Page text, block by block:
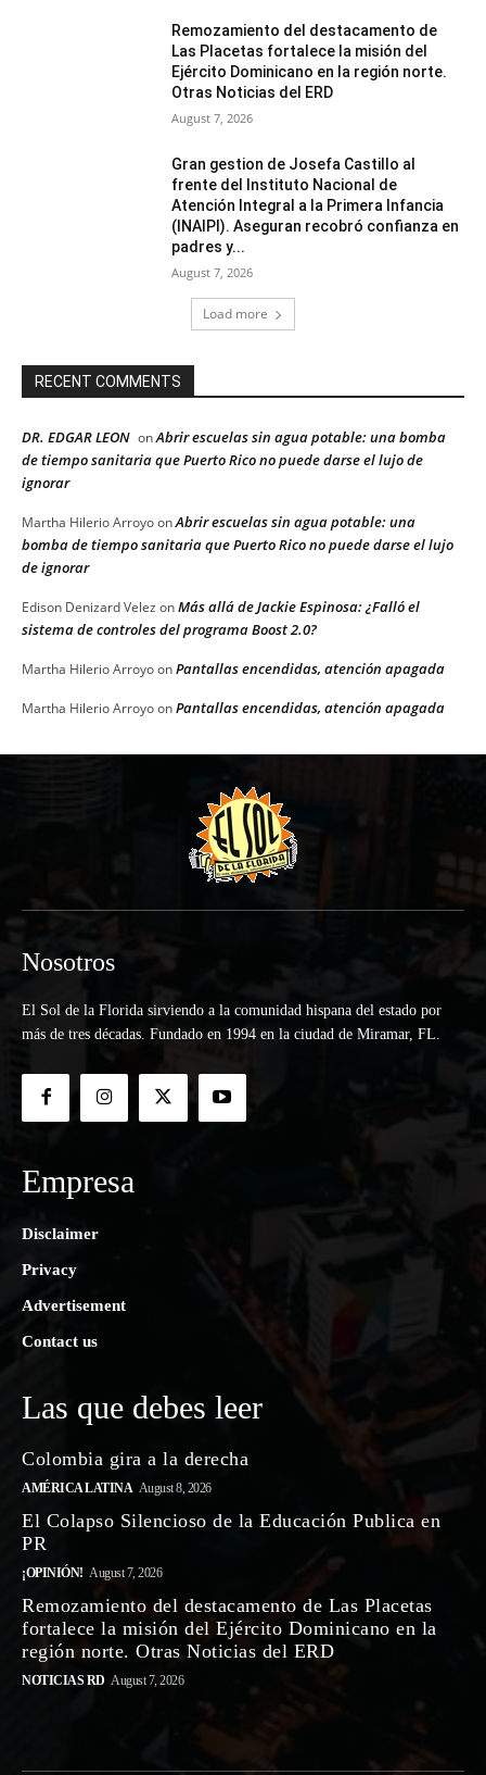
Remozamiento del destacamento de
Las Placetas fortalece la misión del
Ejército Dominicano en la región norte.
Otras Noticias del ERD
August 7, 2026
Gran gestion de Josefa Castillo al
frente del Instituto Nacional de
Atención Integral a la Primera Infancia
(INAIPI). Aseguran recobró confianza en
padres y...
August 7, 2026
Load more
RECENT COMMENTS
DR. EDGAR LEON onAbrir escuelas sin agua potable: una bomba
de tiempo sanitaria que Puerto Rico no puede darse el lujo de
ignorar
Martha Hilerio ArroyoonAbrir escuelas sin agua potable: una
bomba de tiempo sanitaria que Puerto Rico no puede darse el lujo
de ignorar
Edison Denizard Velez onMás allá de Jackie Espinosa: ¿Falló el
sistema de controles del programa Boost 2.0?
Martha Hilerio ArroyoonPantallas encendidas, atención apagada
Martha Hilerio ArroyoonPantallas encendidas, atención apagada
Nosotros
El Sol de la Florida sirviendo a la comunidad hispana del estado por
más de tres décadas. Fundado en 1994 en la ciudad de Miramar, FL.
Empresa
Disclaimer
Privacy
Advertisement
Contact us
Las que debes leer
Colombia gira a la derecha
AMÉRICA LATINA August 8, 2026
El Colapso Silencioso de la Educación Publica en
PR
¡OPINIÓN! August 7, 2026
Remozamiento del destacamento de Las Placetas
fortalece la misión del Ejército Dominicano en la
región norte. Otras Noticias del ERD
NOTICIAS RD August 7, 2026